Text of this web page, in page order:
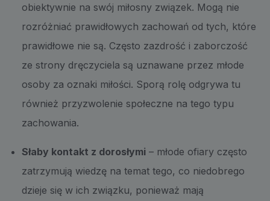
obiektywnie na swój miłosny związek. Mogą nie
rozróżniać prawidłowych zachowań od tych, które
prawidłowe nie są. Często zazdrość i zaborczość
ze strony dręczyciela są uznawane przez młode
osoby za oznaki miłości. Sporą rolę odgrywa tu
również przyzwolenie społeczne na tego typu
zachowania.
Słaby kontakt z dorosłymi – młode ofiary często
zatrzymują wiedzę na temat tego, co niedobrego
dzieje się w ich związku, ponieważ mają